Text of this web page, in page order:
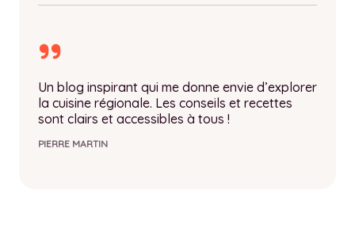
Un blog inspirant qui me donne envie d’explorer
la cuisine régionale. Les conseils et recettes
sont clairs et accessibles à tous !
PIERRE MARTIN